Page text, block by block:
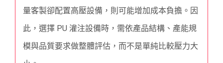
量客製卻配置高壓設備，則可能增加成本負擔。因
此，選擇 PU 灌注設備時，需依產品結構、產能規
模與品質要求做整體評估，而不是單純比較壓力大